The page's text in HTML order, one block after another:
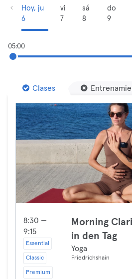
Hoy, ju
6
vi
7
sá
8
do
9
05:00
Clases
8:30 —
9:15
Essential
Classic
Premium
Morning
in den Tag
Yoga
Friedrichshain